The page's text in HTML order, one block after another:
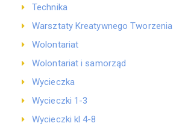
Technika
Warsztaty Kreatywnego Tworzenia
Wolontariat
Wolontariat i samorząd
Wycieczka
Wycieczki 1-3
Wycieczki kl 4-8